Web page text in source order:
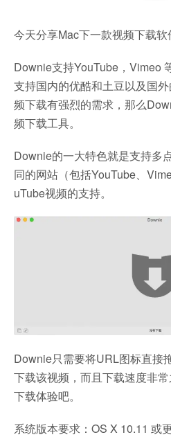
今天分享Mac下一款视频下载
Downie支持YouTube，Vimeo
支持国内的优酷和土豆以及国
频下载有强烈的需求，那么
频下载工具。
Downie的一大特色就是支持多
同的网站（包括YouTube、
uTube视频的支持。
Downie只需要将URL图标直接
下载该视频，而且下载速度非
下载体验吧。
系统版本要求：OS X 10.11 或更